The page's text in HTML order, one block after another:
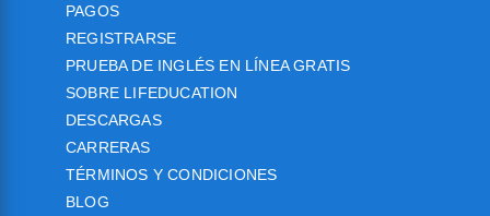
PAGOS
REGISTRARSE
PRUEBA DE INGLÉS EN LÍNEA GRATIS
SOBRE LIFEDUCATION
DESCARGAS
CARRERAS
TÉRMINOS Y CONDICIONES
BLOG